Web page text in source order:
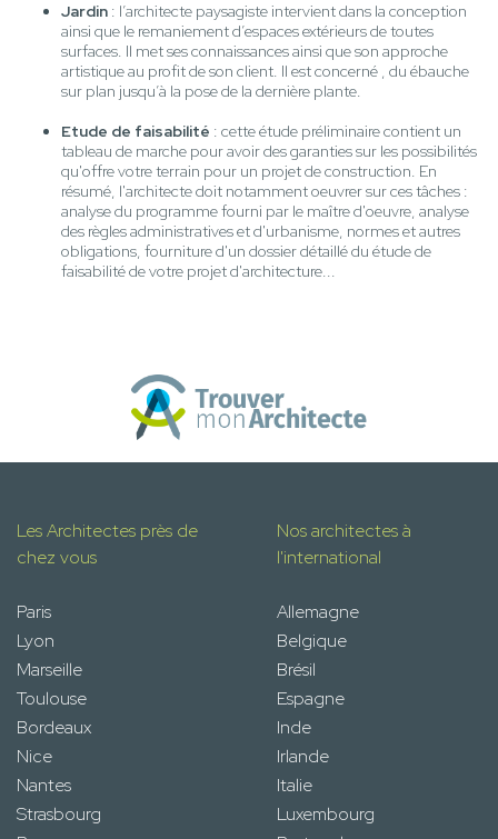
Jardin : l’architecte paysagiste intervient dans la conception
ainsi que le remaniement d’espaces extérieurs de toutes
surfaces. Il met ses connaissances ainsi que son approche
artistique au profit de son client. Il est concerné , du ébauche
sur plan jusqu’à la pose de la dernière plante.
Etude de faisabilité : cette étude préliminaire contient un
tableau de marche pour avoir des garanties sur les possibilités
qu'offre votre terrain pour un projet de construction. En
résumé, l'architecte doit notamment oeuvrer sur ces tâches :
analyse du programme fourni par le maître d'oeuvre, analyse
des règles administratives et d'urbanisme, normes et autres
obligations, fourniture d'un dossier détaillé du étude de
faisabilité de votre projet d'architecture...
Les Architectes près de
chez vous
Paris
Lyon
Marseille
Toulouse
Bordeaux
Nice
Nantes
Strasbourg
Nos architectes à
l'international
Allemagne
Belgique
Brésil
Espagne
Inde
Irlande
Italie
Luxembourg